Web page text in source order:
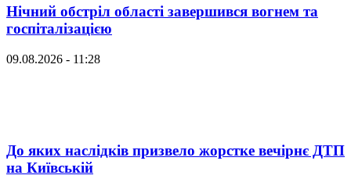
Нічний обстріл області завершився вогнем та
госпіталізацією
09.08.2026 - 11:28
До яких наслідків призвело жорстке вечірнє ДТП
на Київській